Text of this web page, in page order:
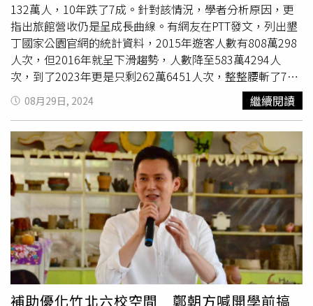
市 Aldi 更是自有品牌策略的代表，旗下高達90%商品為自
有品牌。Aldi 首席商務官 Scott Patton 強調，自有品牌是公
司最大差異化優勢，目前僅有4%商品受關稅影響，公司也
不打算將相關成本轉嫁給消費者。此外，Aldi 近期宣布調降
超過400項商品價格，範圍涵蓋蔬果、肉類、乳製品、冷凍
品等，約佔全店品項25%。美國零售掀自有品牌潮！Aldi宣
布400項商品降價，不過巧克力、咖啡恐還是會漲價。（圖
／達志／美聯社）不過 Patton 也坦言，巧克力與咖啡兩大
品項仍受到原物料與國際供應鏈波動影響，價格維持上升趨
勢。同樣地，好市多財務長 Millerchip 指出，公司正積極推
動本地生產，以降低整體成本，Kirkland 有機初榨橄欖油已
成功降價，顯示部分商品仍有優化空間。整體而言，自有品
牌已成為零售商因應通膨與全球供應鏈風險的關鍵利器，後
續發展仍值得關注。美國零售掀自有品牌潮！Aldi宣布400
項商品降價，不過巧克力、咖啡恐還是會漲價。（圖／翻攝
自X）
132萬人，10年跌了7成。針對該情況，學者分析原因，更
指出旅館營收仍是呈成長曲線。有網友在PTT發文，列出墾
丁國家公園官網的統計資料，2015年遊客人數有808萬298
人次，但2016年就呈下滑趨勢，人數降至583萬4294人
次，到了2023年更是只剩262萬6451人次，整整腰斬了7
成。不過，靜宜大學觀光系副教授黃正聰指出，從2015至
2023年的旅館營收來看，屏東（含墾丁）的一般旅館數及
總營收仍是逐年成長，房價營收從19.7億元成長至22.5億
元，「如果旅客數真的下滑7成，旅館就要倒一片了，但實
際上並沒有」。黃正聰分析，原因是客群的改變，2014至
2015年期間，大量陸客來台，墾丁為必去景點，若1天內走
了鵝鑾鼻公園、貓鼻頭公園及社頂公園，這樣會被計算3
次，雖然每個景點都只停留30分鐘，仍然會被算3次。另一
種極端是度假型旅客，或一來再來的回流客，因為表列的景
點都已經去過就不會再去，來墾丁就在飯店度假，晚上再去
逛墾丁大街，這類客人完全沒有到景點，也就沒有貢獻到旅
次，但對墾丁的經濟貢獻卻很大。黃正聰表示，最近有很多
對墾丁的批評，連帶影響民眾對國旅的信心，覺得不如出
08月29日, 2024 繼續閱讀
補助優化竹北六校空間 鄭朝方喊開學前搞